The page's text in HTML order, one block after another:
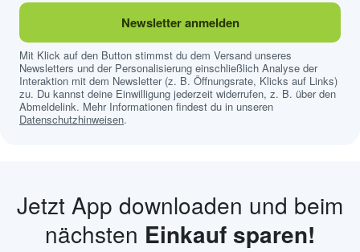
Newsletter anmelden
Mit Klick auf den Button stimmst du dem Versand unseres
Newsletters und der Personalisierung einschließlich Analyse der
Interaktion mit dem Newsletter (z. B. Öffnungsrate, Klicks auf Links)
zu. Du kannst deine Einwilligung jederzeit widerrufen, z. B. über den
Abmeldelink. Mehr Informationen findest du in unseren
Datenschutzhinweisen.
Jetzt App downloaden und beim
nächsten Einkauf sparen!